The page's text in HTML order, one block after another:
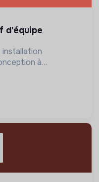
à
les centrales
à la transition